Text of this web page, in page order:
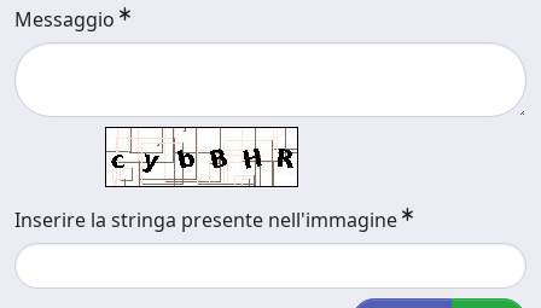
Messaggio
Inserire la stringa presente nell'immagine